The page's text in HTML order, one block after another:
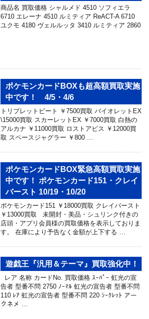
商品名 買取価格 シャルメド 4510 ソフィエラ
6710 エレーナ 4510 ルミティア ReACT-A 6710
ユクモ 4180 ヴェルルッタ 3410 ルミティア 2860
ポケモンカードBOXも超高額買取実施
中です！ 4/5・4/6
トリプレットビート ￥7500買取 バイオレットEX
\15000買取 スカーレットEX ￥7000買取 白熱の
アルカナ ￥11000買取 ロストアビス ￥12000買
取 スペースジャグラー ￥800 …
ポケモンカードBOX緊急高額買取実施
中です！ ポケモンカード151・クレイ
バースト 10/19・10/20
ポケモンカード151 ￥18000買取 クレイバースト
￥13000買取 未開封・美品・シュリンク付きの
店頭・アプリ会員様の買取価格を表示しておりま
す。 在庫により予告なく金額が上下する …
遊戯王『汎用＆テーマ』買取強化中！
レア 名称 カードNo. 買取価格 ｽｰﾊﾟｰ 虹光の宣
告者 型番不問 2750 ﾉｰﾏﾙ 虹光の宣告者 型番不問
110 ﾚｱ 虹光の宣告者 型番不問 220 ｼｰｸﾚｯﾄ アー
クネメ …